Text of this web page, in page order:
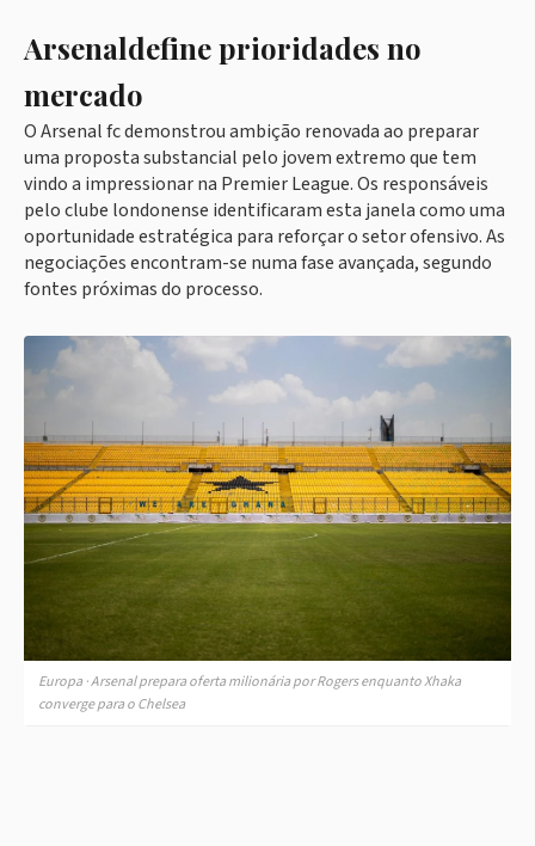
Arsenaldefine prioridades no
mercado
O Arsenal fc demonstrou ambição renovada ao preparar
uma proposta substancial pelo jovem extremo que tem
vindo a impressionar na Premier League. Os responsáveis
pelo clube londonense identificaram esta janela como uma
oportunidade estratégica para reforçar o setor ofensivo. As
negociações encontram-se numa fase avançada, segundo
fontes próximas do processo.
Europa · Arsenal prepara oferta milionária por Rogers enquanto Xhaka
converge para o Chelsea